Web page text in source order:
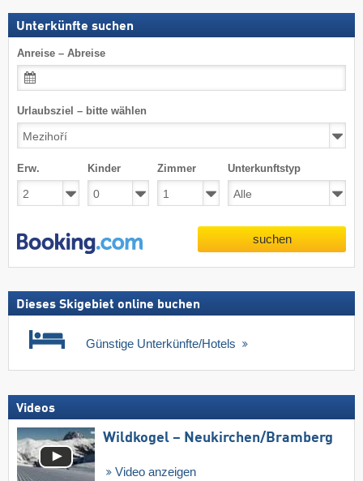
Unterkünfte suchen
Anreise – Abreise
Urlaubsziel – bitte wählen
Erw. Kinder Zimmer Unterkunftstyp
suchen
Dieses Skigebiet online buchen
Günstige Unterkünfte/Hotels
Videos
Wildkogel – Neukirchen/​Bramberg
Video anzeigen